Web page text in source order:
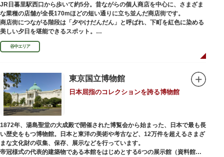
JR日暮里駅西口から歩いて約5分。昔ながらの個人商店を中心に、さまざま
な業種の店舗が全長170mほどの短い通りに立ち並んだ商店街です。
商店街につながる階段は「夕やけだんだん」と呼ばれ、下町を紅色に染める
美しい夕日を堪能できるスポット。
谷中銀座商店街は1945年頃に自然発生的に生まれ、現在の近隣型商店街へと
発展。昭和の懐かしい商店街の景観を見ることができます。東京の下町レト
観光客が訪れ、買い物や散策を楽しんでいます。
谷中エリア
東京国立博物館
日本屈指のコレクションを誇る博物館
1872年、湯島聖堂の大成殿で開催された博覧会から始まった、日本で最も長
い歴史をもつ博物館。日本と東洋の美術や考古など、12万件を超えるさまざ
まな文化財の収集、保存、展示などを行っています。
帝冠様式の代表的建築物である本館をはじめとする6つの展示館（資料館）